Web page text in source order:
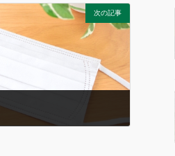
次の記事